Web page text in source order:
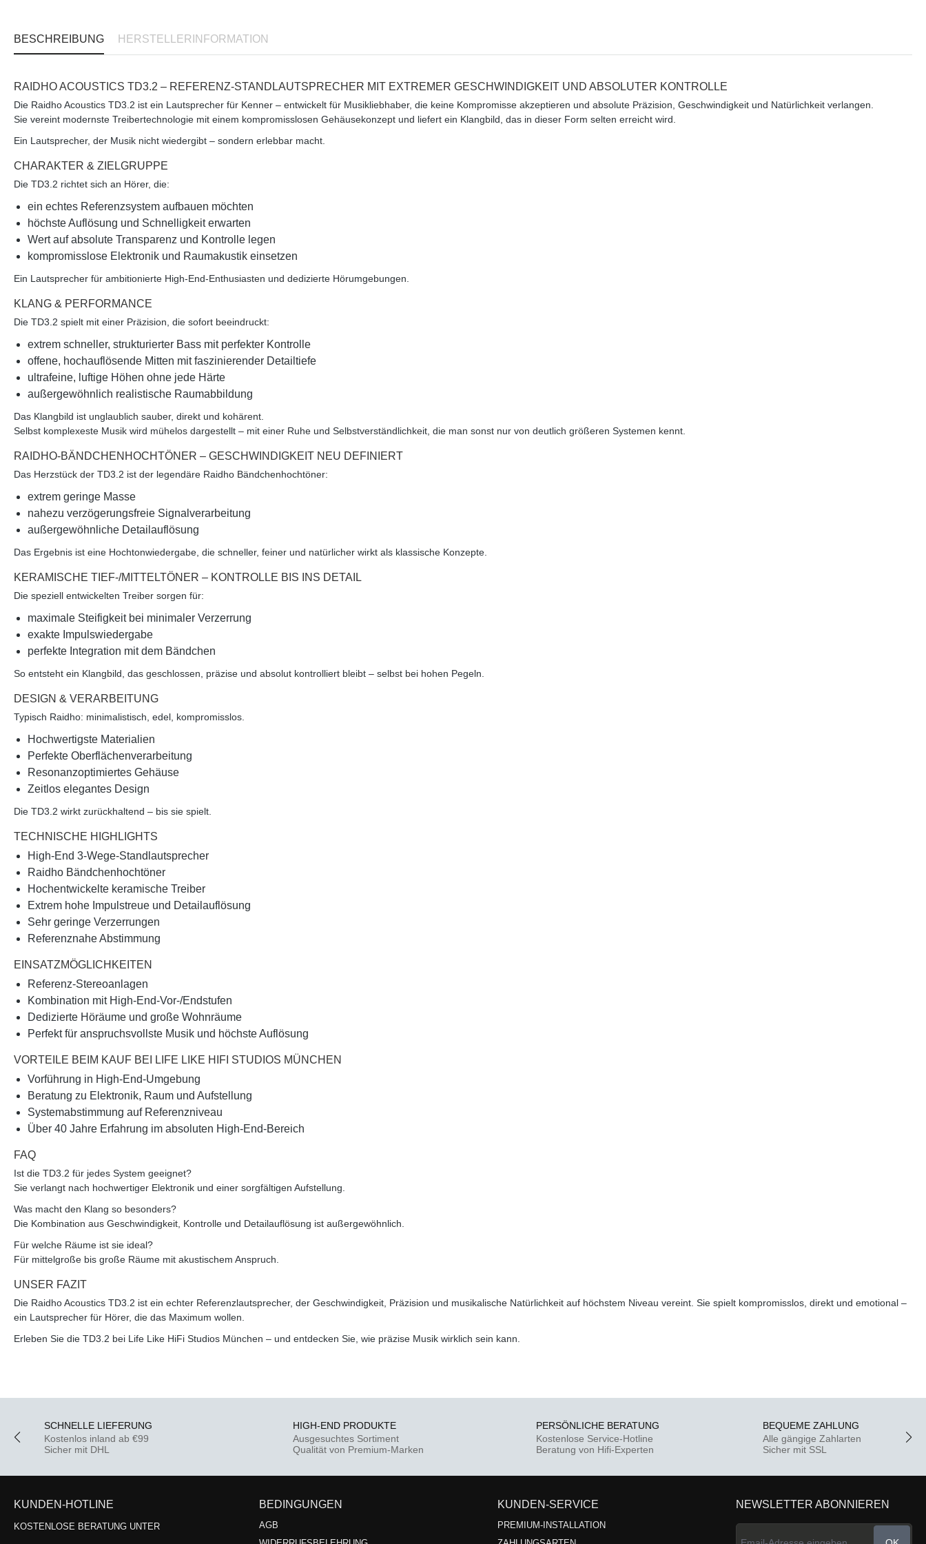
BESCHREIBUNG HERSTELLERINFORMATION
RAIDHO ACOUSTICS TD3.2 – REFERENZ-STANDLAUTSPRECHER MIT EXTREMER GESCHWINDIGKEIT UND ABSOLUTER KONTROLLE
Die Raidho Acoustics TD3.2 ist ein Lautsprecher für Kenner – entwickelt für Musikliebhaber, die keine Kompromisse akzeptieren und absolute Präzision, Geschwindigkeit und Natürlichkeit verlangen.
Sie vereint modernste Treibertechnologie mit einem kompromisslosen Gehäusekonzept und liefert ein Klangbild, das in dieser Form selten erreicht wird
Ein Lautsprecher, der Musik nicht wiedergibt – sondern erlebbar macht
CHARAKTER & ZIELGRUPPE
Die TD3.2 richtet sich an Hörer, die:
ein echtes Referenzsystem aufbauen möchten
höchsteAuflösung und Schnelligkeiterwarten
Wert auf absolute Transparenz und Kontrolle legen
kompromisslose Elektronik und Raumakustik einsetzen
Ein Lautsprecher für ambitionierte High-End-Enthusiasten und dedizierte Hörumgebungen.
KLANG & PERFORMANCE
Die TD3.2 spielt mit einer Präzision, die sofort beeindruckt:
extrem schneller, strukturierter Bass mit perfekter Kontrolle
offene, hochauflösende Mitten mit faszinierender Detailtiefe
ultrafeine, luftige Höhen ohne jede Härte
außergewöhnlich realistische Raumabbildung
Das Klangbild ist unglaublich sauber, direkt und kohärent
Selbst komplexeste Musik wird mühelos dargestellt – mit einer Ruhe und Selbstverständlichkeit, die man sonst nur von deutlich größeren Systemen kennt.
RAIDHO-BÄNDCHENHOCHTÖNER – GESCHWINDIGKEIT NEU DEFINIERT
Das Herzstück der TD3.2 ist der legendäre Raidho Bändchenhochtöner:
extrem geringe Masse
nahezu verzögerungsfreie Signalverarbeitung
außergewöhnliche Detailauflösung
Das Ergebnis ist eine Hochtonwiedergabe, die schneller, feiner und natürlicher wirkt als klassische Konzepte.
KERAMISCHE TIEF-/MITTELTÖNER – KONTROLLE BIS INS DETAIL
Die speziell entwickelten Treiber sorgen für:
maximale Steifigkeit bei minimaler Verzerrung
exakte Impulswiedergabe
perfekte Integration mit dem Bändchen
So entsteht ein Klangbild, das geschlossen, präzise und absolut kontrolliert bleibt – selbst bei hohen Pegeln.
DESIGN & VERARBEITUNG
Typisch Raidho: minimalistisch, edel, kompromisslos.
Hochwertigste Materialien
Perfekte Oberflächenverarbeitung
Resonanzoptimiertes Gehäuse
Zeitlos elegantes Design
Die TD3.2 wirkt zurückhaltend – bis sie spielt
TECHNISCHE HIGHLIGHTS
High-End 3-Wege-Standlautsprecher
Raidho Bändchenhochtöner
Hochentwickelte keramische Treiber
Extrem hohe Impulstreue und Detailauflösung
Sehr geringe Verzerrungen
Referenznahe Abstimmung
EINSATZMÖGLICHKEITEN
Referenz-Stereoanlagen
Kombination mit High-End-Vor-/Endstufen
Dedizierte Höräume und große Wohnräume
Perfekt für anspruchsvollste Musik und höchste Auflösung
VORTEILE BEIM KAUF BEI LIFE LIKE HIFI STUDIOS MÜNCHEN
Vorführung in High-End-Umgebung
Beratung zu Elektronik, Raum und Aufstellung
Systemabstimmung auf Referenzniveau
Über 40 Jahre Erfahrung im absoluten High-End-Bereich
FAQ
Ist die TD3.2 für jedes System geeignet?
Sie verlangt nach hochwertiger Elektronik und einer sorgfältigen Aufstellung.
Was macht den Klang so besonders?
Die Kombination aus Geschwindigkeit, Kontrolle und Detailauflösung ist außergewöhnlich.
Für welche Räume ist sie ideal?
Für mittelgroße bis große Räume mit akustischem Anspruch.
UNSER FAZIT
Die Raidho Acoustics TD3.2 ist ein echter Referenzlautsprecher, der Geschwindigkeit, Präzision und musikalische Natürlichkeit auf höchstem Niveau vereint. Sie spielt kompromisslos, direkt und emotional –
ein Lautsprecher für Hörer, die das Maximum wollen.
Erleben Sie die TD3.2 bei Life Like HiFi Studios München – und entdecken Sie, wie präzise Musik wirklich sein kann.
SCHNELLE LIEFERUNG
Kostenlos inland ab €99
Sicher mit DHL
HIGH-END PRODUKTE
Ausgesuchtes Sortiment
Qualität von Premium-Marken
PERSÖNLICHE BERATUNG
Kostenlose Service-Hotline
Beratung von Hifi-Experten
BEQUEME ZAHLUNG
Alle gängige Zahlarten
Sicher mit SSL
KUNDEN-HOTLINE
KOSTENLOSE BERATUNG UNTER
BEDINGUNGEN
AGB
KUNDEN-SERVICE
PREMIUM-INSTALLATION
NEWSLETTER ABONNIEREN